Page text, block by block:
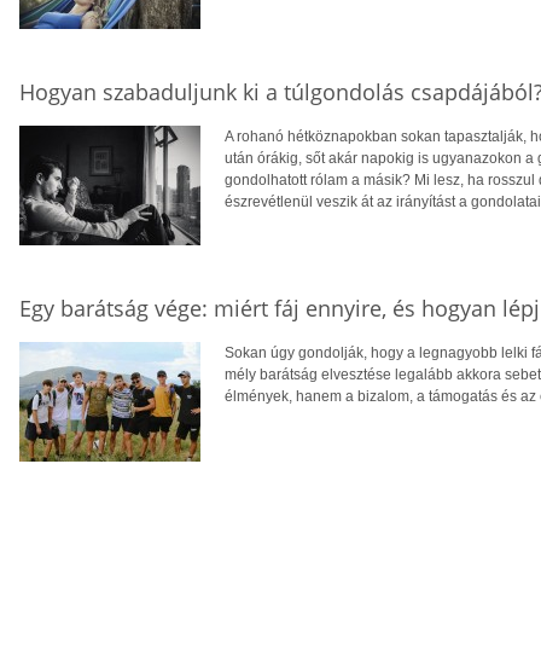
Hogyan szabaduljunk ki a túlgondolás
A rohanó hétköznapokban sokan tapasztalják,
után órákig, sőt akár napokig is ugyanazokon
gondolhatott rólam a másik? Mi lesz, ha
észrevétlenül veszik át az irányítást a
Egy barátság vége: miért fáj ennyire, és hogyan
Sokan úgy gondolják, hogy a legnagyobb lelki
mély barátság elvesztése legalább akkora
élmények, hanem a bizalom, a támogatás és